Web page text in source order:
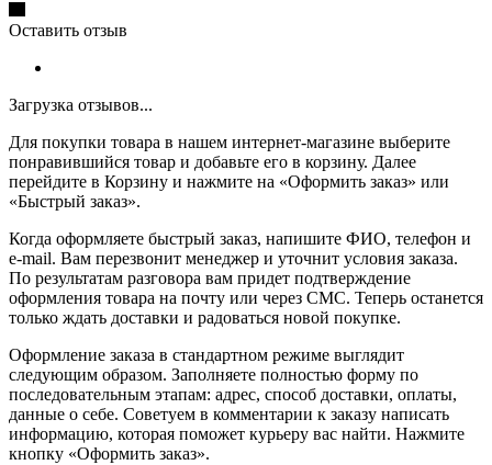
Оставить отзыв
Загрузка отзывов...
Для покупки товара в нашем интернет-магазине выберите
понравившийся товар и добавьте его в корзину. Далее
перейдите в Корзину и нажмите на «Оформить заказ» или
«Быстрый заказ».
Когда оформляете быстрый заказ, напишите ФИО, телефон и
e-mail. Вам перезвонит менеджер и уточнит условия заказа.
По результатам разговора вам придет подтверждение
оформления товара на почту или через СМС. Теперь останется
только ждать доставки и радоваться новой покупке.
Оформление заказа в стандартном режиме выглядит
следующим образом. Заполняете полностью форму по
последовательным этапам: адрес, способ доставки, оплаты,
данные о себе. Советуем в комментарии к заказу написать
информацию, которая поможет курьеру вас найти. Нажмите
кнопку «Оформить заказ».